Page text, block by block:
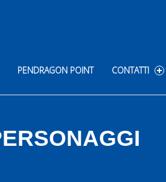
PENDRAGON POINT CONTATTI